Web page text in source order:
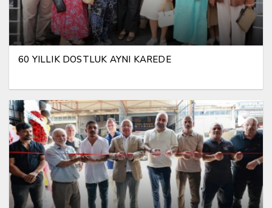
60 YILLIK DOSTLUK AYNI KAREDE